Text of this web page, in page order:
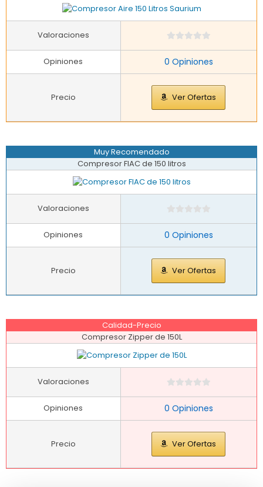
0 Opiniones
Ver Ofertas
Valoraciones
Opiniones
Precio
Muy Recomendado
Compresor FIAC de 150 litros
0 Opiniones
Ver Ofertas
Valoraciones
Opiniones
Precio
Calidad-Precio
Compresor Zipper de 150L
0 Opiniones
Ver Ofertas
Valoraciones
Opiniones
Precio